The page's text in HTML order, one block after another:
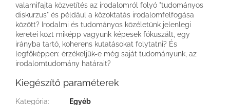
valamifajta közvetítés az irodalomról folyó "tudományos
diskurzus" és például a közoktatás irodalomfelfogása
között? Irodalmi és tudományos közéletünk jelenlegi
keretei közt miképp vagyunk képesek fókuszált, egy
irányba tartó, koherens kutatásokat folytatni? És
legfőképpen: érzékeljük-e még saját tudományunk, az
irodalomtudomány határait?
Kiegészítő paraméterek
Kategória:
Egyéb